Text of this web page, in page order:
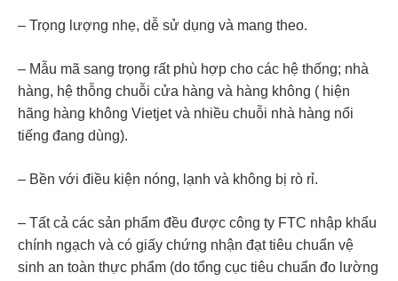
– Trọng lượng nhẹ, dễ sử dụng và mang theo.
– Mẫu mã sang trọng rất phù hợp cho các hệ thống; nhà
hàng, hệ thỗng chuỗi cửa hàng và hàng không ( hiện
hãng hàng không Vietjet và nhiều chuỗi nhà hàng nổi
tiếng đang dùng).
– Bền với điều kiện nóng, lạnh và không bị rò rỉ.
– Tất cả các sản phẩm đều được công ty FTC nhập khẩu
chính ngạch và có giấy chứng nhận đạt tiêu chuẩn vệ
sinh an toàn thực phẩm (do tổng cục tiêu chuẩn đo lường